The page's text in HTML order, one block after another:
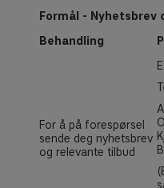
Formål - Nyhetsbrev
Behandling
For å på forespørsel
sende deg nyhetsbrev
og relevante tilbud